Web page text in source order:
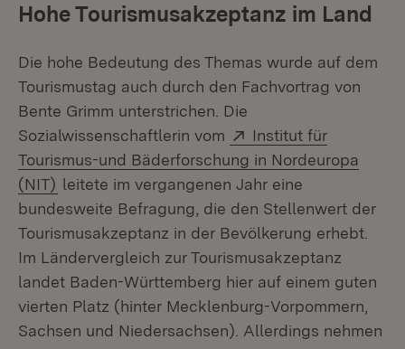
Hohe Tourismusakzeptanz im Land
Die hohe Bedeutung des Themas wurde auf dem
Tourismustag auch durch den Fachvortrag von
Bente Grimm unterstrichen. Die
Sozialwissenschaftlerin vom
Extern:
Institut für
Tourismus-und Bäderforschung in Nordeuropa
(NIT) (Öffnet in neuem Fenster)
leitete im vergangenen Jahr eine
bundesweite Befragung, die den Stellenwert der
Tourismusakzeptanz in der Bevölkerung erhebt.
Im Ländervergleich zur Tourismusakzeptanz
landet Baden-Württemberg hier auf einem guten
vierten Platz (hinter Mecklenburg-Vorpommern,
Sachsen und Niedersachsen). Allerdings nehmen